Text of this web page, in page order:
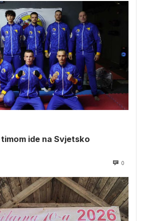
ide na Svjetsko
0